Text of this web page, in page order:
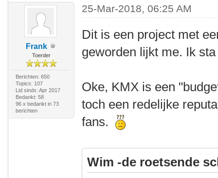
Frank
Toerder
Berichten: 650
Topics: 107
Lid sinds: Apr 2017
Bedankt: 58
96 x bedankt in 73
berichten
25-Mar-2018, 06:25 AM
Dit is een project met
geworden lijkt me. Ik
Oke, KMX is een
toch een redelijke
fans.
Wim -de roetsende